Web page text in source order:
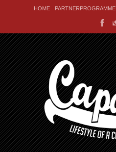
HOME PARTNERPROGRAMME